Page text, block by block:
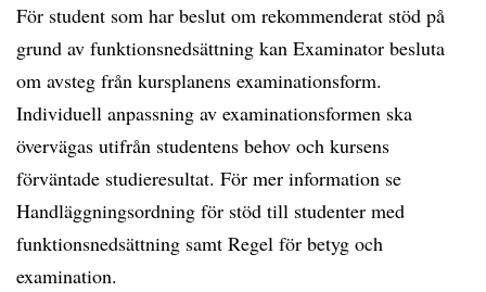
För student som har beslut om rekommenderat stöd på
grund av funktionsnedsättning kan Examinator besluta
om avsteg från kursplanens examinationsform.
Individuell anpassning av examinationsformen ska
övervägas utifrån studentens behov och kursens
förväntade studieresultat. För mer information se
Handläggningsordning för stöd till studenter med
funktionsnedsättning samt Regel för betyg och
examination.